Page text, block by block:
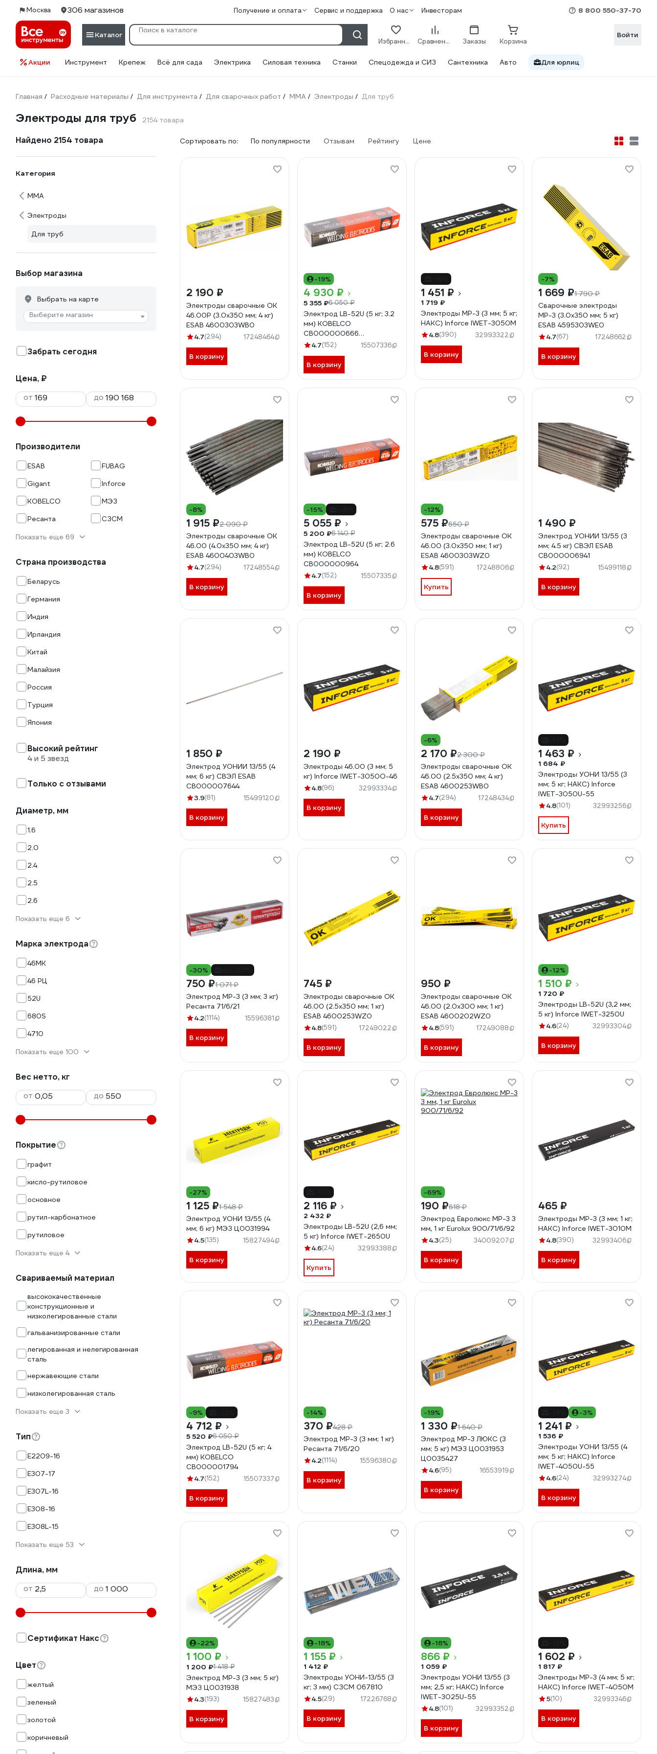
Москва 306 магазинов Получение и оплата Сервис и поддержка О нас Инвесторам 8 800 550-37-70
Каталог
Избранное Сравнение Заказы Корзина
Войти
Акции Инструмент Крепеж Всё для сада Электрика Силовая техника Станки Спецодежда и СИЗ Сантехника Авто Для юрлиц
Главная / Расходные материалы / Для инструмента / Для сварочных работ / ММА / Электроды / Для труб
Электроды для труб 2154 товара
Найдено 2154 товара
Категория
ММА
Электроды
Для труб
Выбор магазина
Выбрать на карте
Выберите магазин
Забрать сегодня
Цена, ₽
от
до
Производители
ESAB
FUBAG
Gigant
Inforce
KOBELCO
МЭЗ
Ресанта
СЗСМ
Показать еще 69
Страна производства
Беларусь
Германия
Индия
Ирландия
Китай
Малайзия
Россия
Турция
Япония
Высокий рейтинг
4 и 5 звезд
Только с отзывами
Диаметр, мм
1.6
2.0
2.4
2.5
2.6
Показать еще 6
Марка электрода
46МК
46 РЦ
52U
680S
4710
Показать еще 100
Вес нетто, кг
от
до
Покрытие
графит
кисло-рутиловое
основное
рутил-карбонатное
рутиловое
Показать еще 4
Свариваемый материал
высококачественные
конструкционные и
низколегированные стали
гальванизированные стали
легированная и нелегированная
сталь
нержавеющие стали
низколегированная сталь
Показать еще 3
Тип
E2209-16
E307-17
E307L-16
E308-16
E308L-15
Показать еще 53
Длина, мм
от
до
Сертификат Накс
Цвет
желтый
зеленый
золотой
коричневый
Сортировать по: По популярности Отзывам Рейтингу Цене
2 190 ₽
Электроды сварочные OK
46.00P (3.0х350 мм; 4 кг)
ESAB 4600303WB0
4.7(294) 17248464
В корзину
-19%
4 930 ₽
5 355 ₽6 050 ₽
Электрод LB-52U (5 кг; 3.2
мм) KOBELCO
СВ000000666
СВО00000666
4.7(152) 15507336
В корзину
1 451 ₽
1 719 ₽
Электроды МР-3 (3 мм; 5 кг;
НАКС) Inforce IWET-3050M
4.8(390) 32993322
В корзину
-7%
1 669 ₽1 790 ₽
Сварочные электроды
МР-3 (3.0x350 мм; 5 кг)
ESAB 4595303WE0
4.7(67) 17248662
В корзину
-8%
1 915 ₽2 090 ₽
Электроды сварочные OK
46.00 (4.0х350 мм; 4 кг)
ESAB 4600403WB0
4.7(294) 17248554
В корзину
-15%
5 055 ₽
5 200 ₽6 140 ₽
Электрод LB-52U (5 кг; 2.6
мм) KOBELCO
СВ000000964
4.7(152) 15507335
В корзину
-12%
575 ₽650 ₽
Электроды сварочные OK
46.00 (3.0х350 мм; 1 кг)
ESAB 4600303WZ0
4.8(591) 17248806
Купить
1 490 ₽
Электрод УОНИИ 13/55 (3
мм; 4.5 кг) СВЭЛ ESAB
СВ000006941
4.2(92) 15499118
В корзину
1 850 ₽
Электрод УОНИИ 13/55 (4
мм; 6 кг) СВЭЛ ESAB
СВ000007644
3.9(81) 15499120
В корзину
2 190 ₽
Электроды 46.00 (3 мм; 5
кг) Inforce IWET-3050O-46
4.8(96) 32993334
В корзину
-6%
2 170 ₽2 300 ₽
Электроды сварочные OK
46.00 (2.5х350 мм; 4 кг)
ESAB 4600253WB0
4.7(294) 17248434
В корзину
1 463 ₽
1 684 ₽
Электроды УОНИ 13/55 (3
мм; 5 кг; НАКС) Inforce
IWET-3050U-55
4.8(101) 32993256
Купить
-30%
750 ₽1 071 ₽
Электрод МР-3 (3 мм; 3 кг)
Ресанта 71/6/21
4.2(1114) 15596381
В корзину
745 ₽
Электроды сварочные OK
46.00 (2.5х350 мм; 1 кг)
ESAB 4600253WZ0
4.8(591) 17249022
В корзину
950 ₽
Электроды сварочные OK
46.00 (2.0х300 мм; 1 кг)
ESAB 4600202WZ0
4.8(591) 17249088
В корзину
-12%
1 510 ₽
1 720 ₽
Электроды LB-52U (3,2 мм;
5 кг) Inforce IWET-3250U
4.6(24) 32993304
В корзину
-27%
1 125 ₽1 548 ₽
Электрод УОНИ 13/55 (4
мм; 6 кг) МЭЗ Ц0031994
4.5(135) 15827494
В корзину
2 116 ₽
2 432 ₽
Электроды LB-52U (2,6 мм;
5 кг) Inforce IWET-2650U
4.6(24) 32993388
Купить
-69%
190 ₽618 ₽
Электрод Евролюкс МР-3 3
мм, 1 кг Eurolux 900/71/6/92
4.3(25) 34009207
В корзину
465 ₽
Электроды МР-3 (3 мм; 1 кг;
НАКС) Inforce IWET-3010M
4.8(390) 32993406
В корзину
-9%
4 712 ₽
5 520 ₽6 050 ₽
Электрод LB-52U (5 кг; 4
мм) KOBELCO
СВ000001794
4.7(152) 15507337
В корзину
-14%
370 ₽428 ₽
Электрод МР-3 (3 мм; 1 кг)
Ресанта 71/6/20
4.2(1114) 15596380
В корзину
-19%
1 330 ₽1 640 ₽
Электрод МР-3 ЛЮКС (3
мм; 5 кг) МЭЗ Ц0031953
Ц0035427
4.6(95) 16553919
В корзину
-3%
1 241 ₽
1 536 ₽
Электроды УОНИ 13/55 (4
мм; 5 кг; НАКС) Inforce
IWET-4050U-55
4.6(24) 32993274
В корзину
-22%
1 100 ₽
1 200 ₽1 418 ₽
Электрод МР-3 (3 мм; 5 кг)
МЭЗ Ц0031938
4.3(193) 15827483
В корзину
-18%
1 155 ₽
1 412 ₽
Электроды УОНИ-13/55 (3
кг; 3 мм) СЗСМ 067810
4.5(29) 17226768
В корзину
-18%
866 ₽
1 059 ₽
Электроды УОНИ 13/55 (3
мм; 2,5 кг; НАКС) Inforce
IWET-3025U-55
4.8(101) 32993352
В корзину
1 602 ₽
1 817 ₽
Электроды МР-3 (4 мм; 5 кг;
НАКС) Inforce IWET-4050M
5(10) 32993346
В корзину